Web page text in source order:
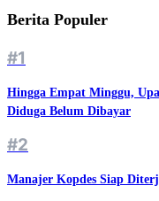
Berita Populer
#1
Hingga Empat Minggu,
Diduga Belum Dibayar
#2
Manajer Kopdes Siap